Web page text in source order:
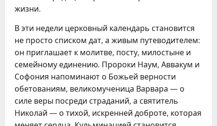
жизни.
В эти недели церковный календарь становится
не просто списком дат, а живым путеводителем:
он приглашает к молитве, посту, милостыне и
семейному единению. Пророки Наум, Аввакум и
Софония напоминают о Божьей верности
обетованиям, великомученица Варвара — о
силе веры посреди страданий, а святитель
Николай — о тихой, искренней доброте, которая